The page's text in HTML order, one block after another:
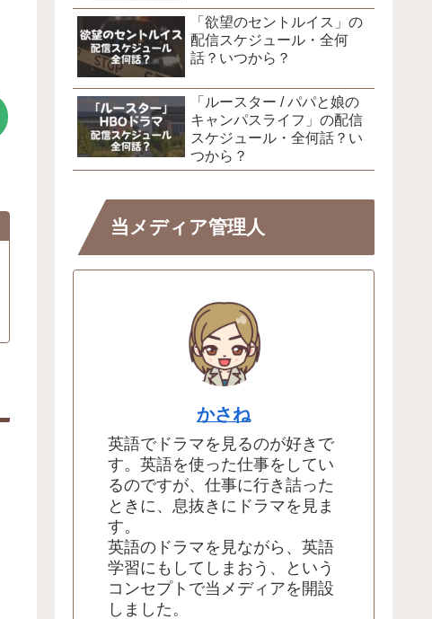
「欲望のセントルイス」の
配信スケジュール・全何
話？いつから？
「ルースター / パパと娘の
キャンパスライフ」の配信
スケジュール・全何話？い
つから？
当メディア管理人
かさね
英語でドラマを見るのが好きで
す。英語を使った仕事をしてい
るのですが、仕事に行き詰った
ときに、息抜きにドラマを見ま
す。
英語のドラマを見ながら、英語
学習にもしてしまおう、という
コンセプトで当メディアを開設
しました。